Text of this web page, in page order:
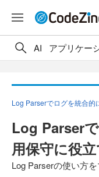
AI アプリケー
Log Parserでログを統合的
Log Parser
用保守に役立
Log Parserの使い方